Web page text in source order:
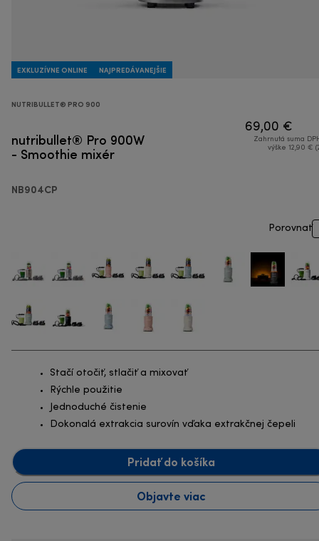
EXKLUZÍVNE ONLINE NAJPREDÁVANEJŠIE
NUTRIBULLET® PRO 900
nutribullet® Pro 900W
- Smoothie mixér
NB904CP
69,00 €
Zahrnutá suma
výške 12,90 €
Porovnať
Stačí otočiť, stlačiť a mixovať
Rýchle použitie
Jednoduché čistenie
Dokonalá extrakcia surovín vďaka extrakčnej čepeli
Pridať do košíka
Objavte viac